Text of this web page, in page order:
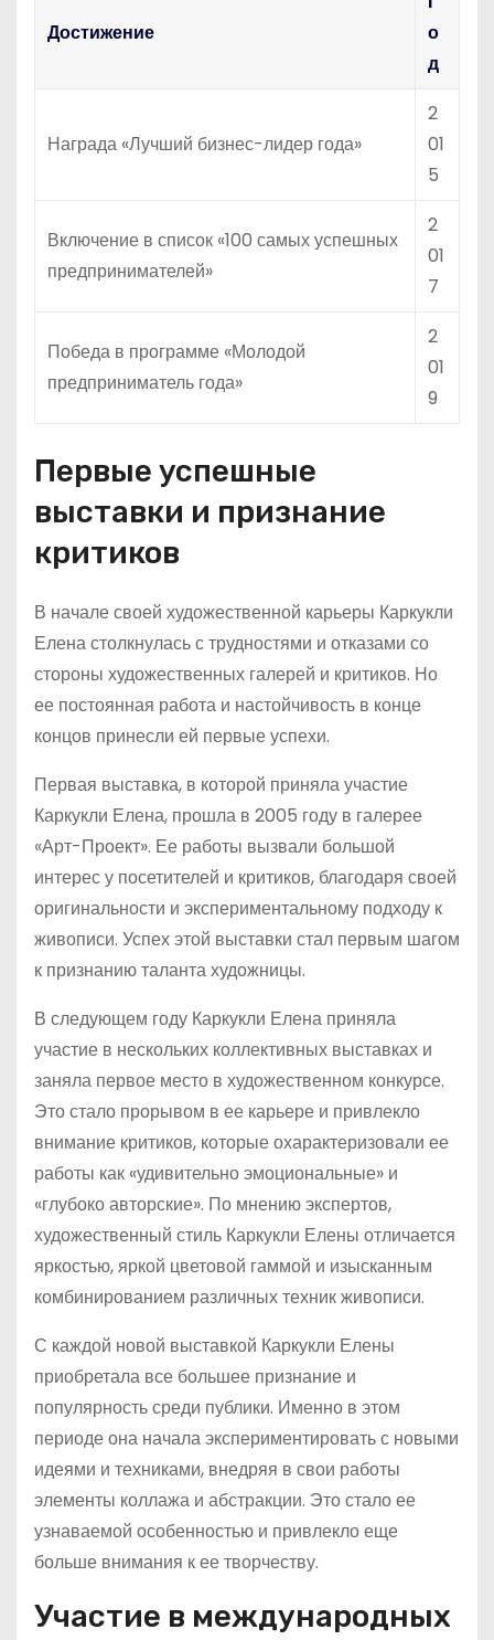
Достижение
о
д
Награда «Лучший бизнес-лидер года»
2
01
5
Включение в список «100 самых успешных
предпринимателей»
2
01
7
Победа в программе «Молодой
предприниматель года»
2
01
9
Первые успешные
выставки и признание
критиков
В начале своей художественной карьеры Каркукли
Елена столкнулась с трудностями и отказами со
стороны художественных галерей и критиков. Но
ее постоянная работа и настойчивость в конце
концов принесли ей первые успехи.
Первая выставка, в которой приняла участие
Каркукли Елена, прошла в 2005 году в галерее
«Арт-Проект». Ее работы вызвали большой
интерес у посетителей и критиков, благодаря своей
оригинальности и экспериментальному подходу к
живописи. Успех этой выставки стал первым шагом
к признанию таланта художницы.
В следующем году Каркукли Елена приняла
участие в нескольких коллективных выставках и
заняла первое место в художественном конкурсе.
Это стало прорывом в ее карьере и привлекло
внимание критиков, которые охарактеризовали ее
работы как «удивительно эмоциональные» и
«глубоко авторские». По мнению экспертов,
художественный стиль Каркукли Елены отличается
яркостью, яркой цветовой гаммой и изысканным
комбинированием различных техник живописи.
С каждой новой выставкой Каркукли Елены
приобретала все большее признание и
популярность среди публики. Именно в этом
периоде она начала экспериментировать с новыми
идеями и техниками, внедряя в свои работы
элементы коллажа и абстракции. Это стало ее
узнаваемой особенностью и привлекло еще
больше внимания к ее творчеству.
Участие в международных